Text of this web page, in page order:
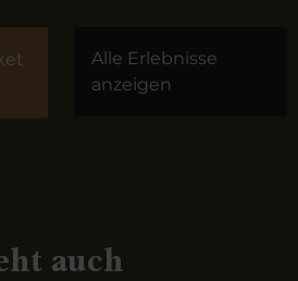
Alle Erlebnisse
anzeigen
auch